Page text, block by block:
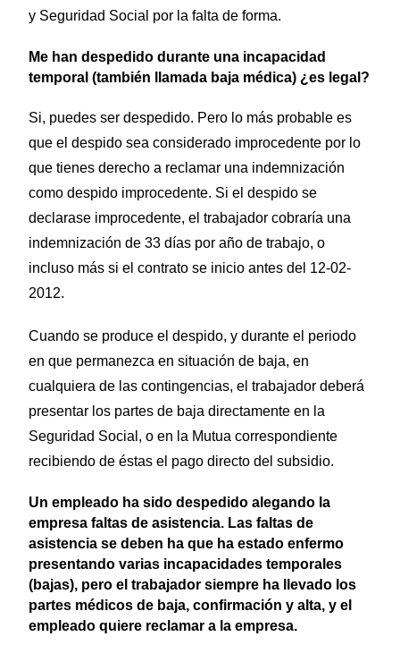
y Seguridad Social por la falta de forma.
Me han despedido durante una incapacidad
temporal (también llamada baja médica) ¿es legal?
Si, puedes ser despedido. Pero lo más probable es
que el despido sea considerado improcedente por lo
que tienes derecho a reclamar una indemnización
como despido improcedente. Si el despido se
declarase improcedente, el trabajador cobraría una
indemnización de 33 días por año de trabajo, o
incluso más si el contrato se inicio antes del 12-02-
2012.
Cuando se produce el despido, y durante el periodo
en que permanezca en situación de baja, en
cualquiera de las contingencias, el trabajador deberá
presentar los partes de baja directamente en la
Seguridad Social, o en la Mutua correspondiente
recibiendo de éstas el pago directo del subsidio.
Un empleado ha sido despedido alegando la
empresa faltas de asistencia. Las faltas de
asistencia se deben ha que ha estado enfermo
presentando varias incapacidades temporales
(bajas), pero el trabajador siempre ha llevado los
partes médicos de baja, confirmación y alta, y el
empleado quiere reclamar a la empresa.